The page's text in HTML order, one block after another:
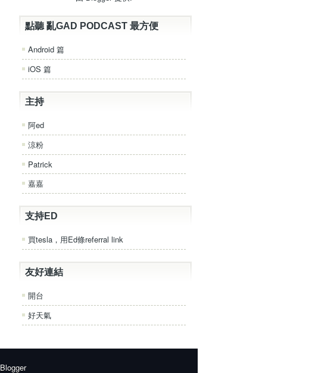
點聽 亂GAD PODCAST 最方便
Android 篇
iOS 篇
主持
阿ed
涼粉
Patrick
嘉嘉
支持ED
買tesla，用Ed條referral link
友好連結
開台
好天氣
Blogger